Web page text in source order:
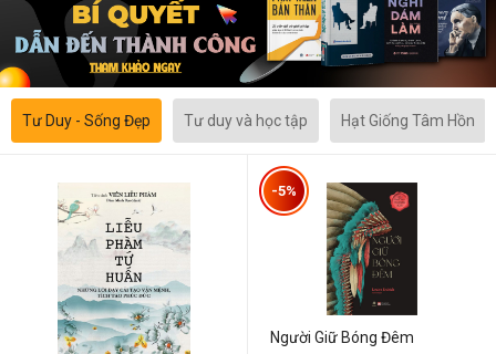
Tư Duy - Sống Đẹp Tư duy và học tập Hạt Giống Tâm Hồn
Người Giữ Bóng Đêm
-5%